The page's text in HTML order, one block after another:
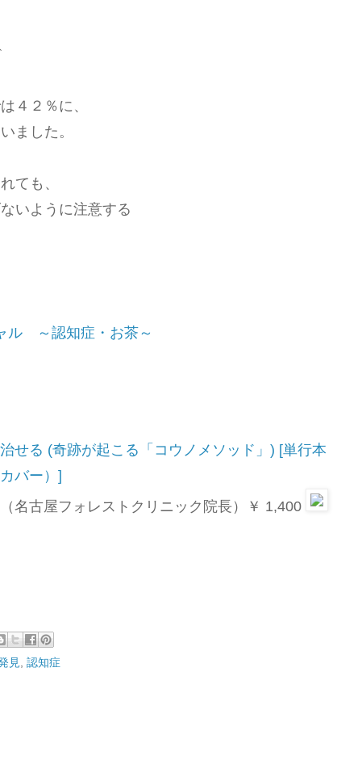
４２％に、
ました。
ても、
いように注意する
ル ～認知症・お茶～
せる (奇跡が起こる「コウノメソッド」) [単行本
バー）]
名古屋フォレストクリニック院長）￥ 1,400
見, 認知症